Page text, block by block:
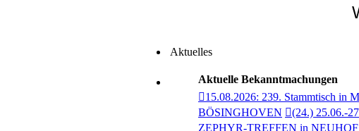
Aktuelles
Aktuelle Bekanntmachungen
15.08.2026: 239. Stammtisch in
BÖSINGHOVEN
(24.) 25.06.-
ZEPHYR-TREFFEN in NEUHOF